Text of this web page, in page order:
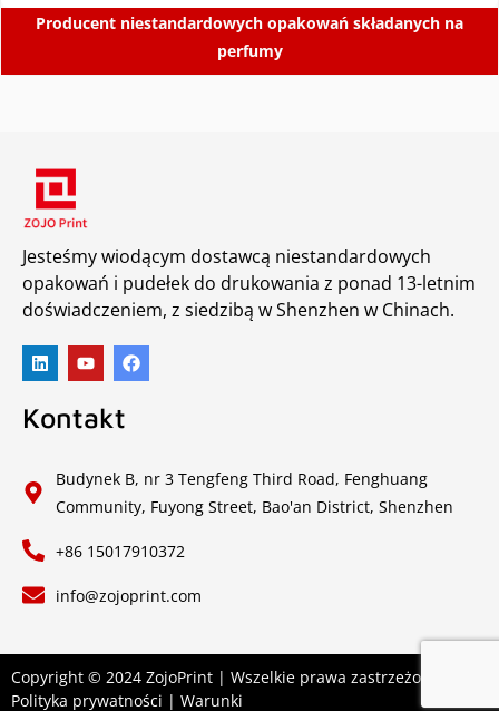
Producent niestandardowych opakowań składanych na
perfumy
Jesteśmy wiodącym dostawcą niestandardowych
opakowań i pudełek do drukowania z ponad 13-letnim
doświadczeniem, z siedzibą w Shenzhen w Chinach.
Kontakt
Budynek B, nr 3 Tengfeng Third Road, Fenghuang
Community, Fuyong Street, Bao'an District, Shenzhen
+86 15017910372
info@zojoprint.com
Copyright © 2024 ZojoPrint | Wszelkie prawa zastrzeżone.|
Polityka prywatności | Warunki